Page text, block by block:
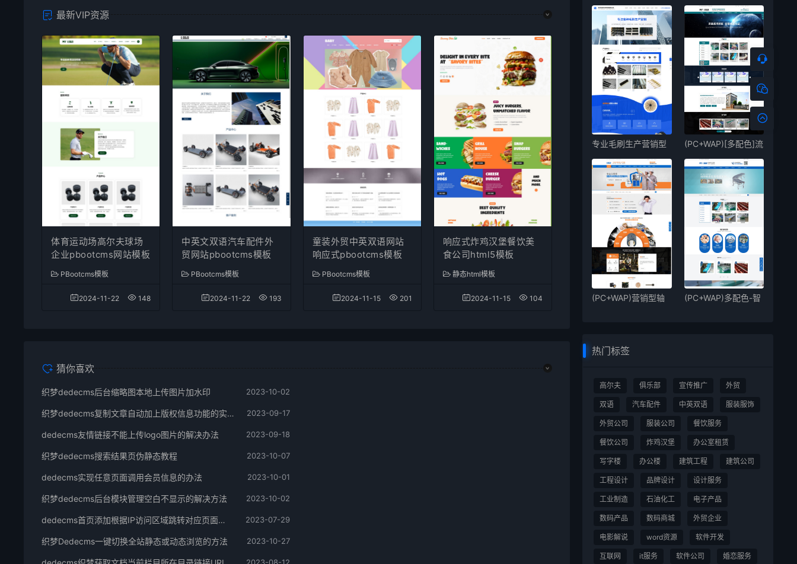
最新VIP资源
体育运动场高尔夫球场
企业pbootcms网站模板
PBootcms模板
2024-11-22 148
中英文双语汽车配件外
贸网站pbootcms模板
PBootcms模板
2024-11-22 193
童装外贸中英双语网站
响应式pbootcms模板
PBootcms模板
2024-11-15 201
响应式炸鸡汉堡餐饮美
食公司html5模板
静态html模板
2024-11-15 104
猜你喜欢
织梦dedecms后台缩略图本地上传图片加水印 2023-10-02
织梦dedecms复制文章自动加上版权信息功能的实现 2023-09-17
dedecms友情链接不能上传logo图片的解决办法 2023-09-18
织梦dedecms搜索结果页伪静态教程 2023-10-07
dedecms实现任意页面调用会员信息的办法 2023-10-01
织梦dedecms后台模块管理空白不显示的解决方法 2023-10-02
dedecms首页添加根据IP访问区域跳转对应页面的方法 2023-07-29
织梦Dedecms一键切换全站静态或动态浏览的方法 2023-10-27
专业毛刷生产营销型
(PC+WAP)[多配色]流
(PC+WAP)营销型轴
(PC+WAP)多配色-智
热门标签
高尔夫 俱乐部 宣传推广 外贸
双语 汽车配件 中英双语 服装服饰
外贸公司 服装公司 餐饮服务
餐饮公司 炸鸡汉堡 办公室租赁
写字楼 办公楼 建筑工程 建筑公司
工程设计 品牌设计 设计服务
工业制造 石油化工 电子产品
数码产品 数码商城 外贸企业
电影解说 word资源 软件开发
互联网 it服务 软件公司 婚恋服务